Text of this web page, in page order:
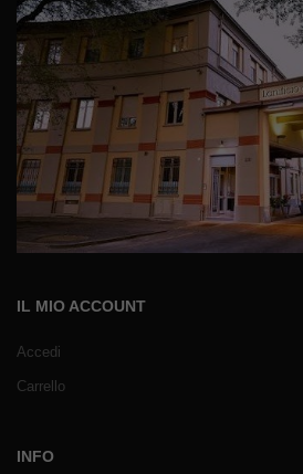
IL MIO ACCOUNT
Accedi
Carrello
INFO